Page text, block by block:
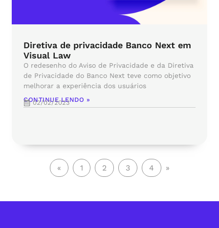
Diretiva de privacidade Banco Next em
Visual Law
O redesenho do Aviso de Privacidade e da Diretiva
de Privacidade do Banco Next teve como objetivo
melhorar a experiência dos usuários
CONTINUE LENDO »
02/02/2023
« 1 2 3 4 »